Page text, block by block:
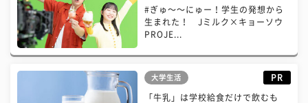
#ぎゅ〜〜にゅー！学生の発想から
生まれた！ Jミルク×キョーソウ
PROJE...
大学生活 PR
「牛乳」は学校給食だけで飲むも